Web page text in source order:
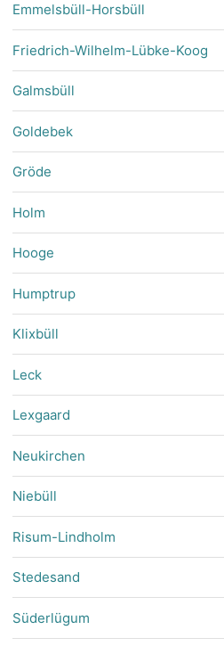
Emmelsbüll-Horsbüll
Friedrich-Wilhelm-Lübke-Koog
Galmsbüll
Goldebek
Gröde
Holm
Hooge
Humptrup
Klixbüll
Leck
Lexgaard
Neukirchen
Niebüll
Risum-Lindholm
Stedesand
Süderlügum